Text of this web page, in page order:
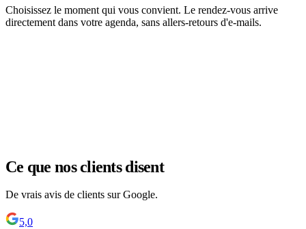
Choisissez le moment qui vous convient. Le rendez-vous arrive
directement dans votre agenda, sans allers-retours d'e-mails.
Ce que nos clients disent
De vrais avis de clients sur Google.
5,0